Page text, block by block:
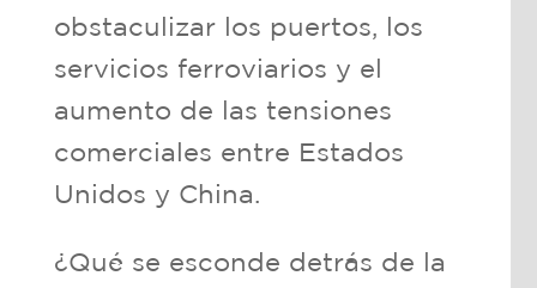
obstaculizar los puertos, los
servicios ferroviarios y el
aumento de las tensiones
comerciales entre Estados
Unidos y China.
¿Qué se esconde detrás de la